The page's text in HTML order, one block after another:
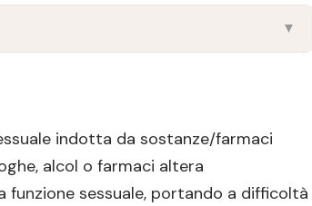
▼
indotta da sostanze/farmaci
alcol o farmaci altera
funzione sessuale, portando a difficoltà